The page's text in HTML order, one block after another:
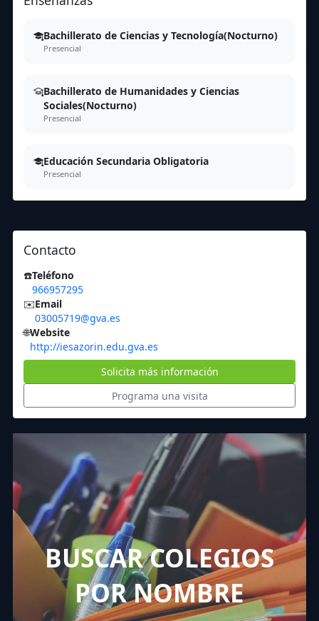
Bachillerato de Ciencias y Tecnología(Nocturno)
Presencial
Bachillerato de Humanidades y Ciencias
Sociales(Nocturno)
Presencial
Educación Secundaria Obligatoria
Presencial
Contacto
☎️Teléfono
966957295
✉️Email
03005719@gva.es
🌐Website
http://iesazorin.edu.gva.es
Solicita más información
Programa una visita
BUSCAR COLEGIOS
POR NOMBRE